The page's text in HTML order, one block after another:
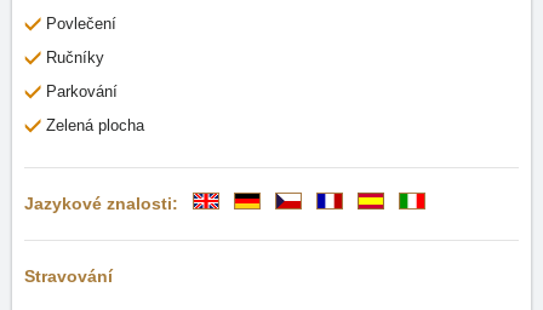
Povlečení
Ručníky
Parkování
Zelená plocha
Jazykové znalosti:
Stravování